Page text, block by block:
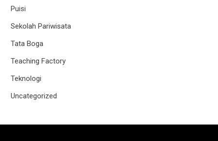
Puisi
Sekolah Pariwisata
Tata Boga
Teaching Factory
Teknologi
Uncategorized